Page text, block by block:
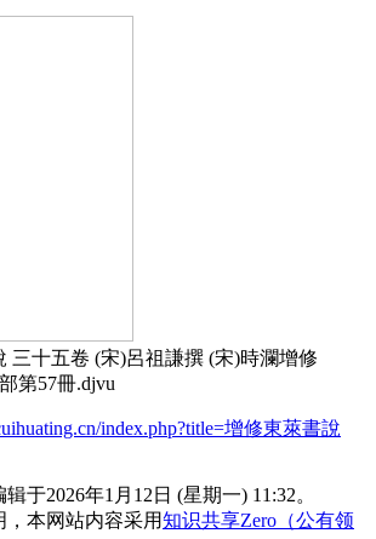
三十五卷 (宋)呂祖謙撰 (宋)時瀾增修
第57冊.djvu
index.php?title=增修東萊書說
于2026年1月12日 (星期一) 11:32。
，本网站内容采用知识共享Zero（公有领